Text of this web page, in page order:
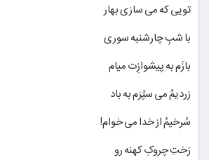
تویی که می سازی بهار
با شبِ چارشنبه سوری
بازَم به پیشوازِت میام
زردیمُ می سپُرَم به باد
سُرخیمُ از خدا می خوام!
رَختِ چروکِ کهنه رو